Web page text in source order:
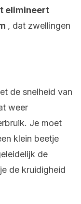
elimineert
, dat zwellingen
de snelheid van
weer
Je moet
klein beetje
de
de kruidigheid